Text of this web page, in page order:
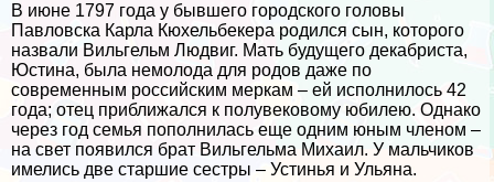
В июне 1797 года у бывшего городского головы
Павловска Карла Кюхельбекера родился сын, которого
назвали Вильгельм Людвиг. Мать будущего декабриста,
Юстина, была немолода для родов даже по
современным российским меркам – ей исполнилось 42
года; отец приближался к полувековому юбилею. Однако
через год семья пополнилась еще одним юным члeном –
на свет появился брат Вильгельма Михаил. У мальчиков
имелись две старшие сестры – Устинья и Ульяна.